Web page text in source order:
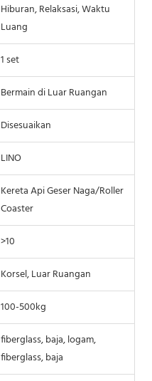
Hiburan, Relaksasi, Waktu
Luang
1 set
Bermain di Luar Ruangan
Disesuaikan
LINO
Kereta Api Geser Naga/Roller
Coaster
>10
Korsel, Luar Ruangan
100-500kg
fiberglass, baja, logam,
fiberglass, baja